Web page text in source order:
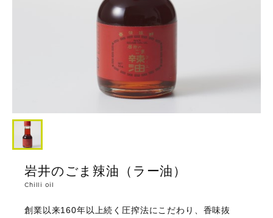
岩井のごま辣油（ラー油）
Chilli oil
創業以来160年以上続く圧搾法にこだわり、香味抜